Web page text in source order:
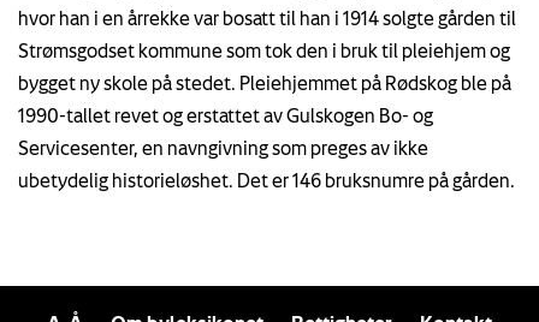
hvor han i en årrekke var bosatt til han i 1914 solgte gården til
Strømsgodset kommune som tok den i bruk til pleiehjem og
bygget ny skole på stedet. Pleiehjemmet på Rødskog ble på
1990-tallet revet og erstattet av Gulskogen Bo- og
Servicesenter, en navngivning som preges av ikke
ubetydelig historieløshet. Det er 146 bruksnumre på gården.